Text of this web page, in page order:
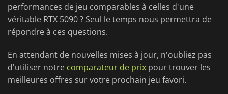
performances de jeu comparables à celles d'une
véritable RTX 5090 ? Seul le temps nous permettra de
répondre à ces questions.
En attendant de nouvelles mises à jour, n'oubliez pas
d'utiliser notre comparateur de prix pour trouver les
meilleures offres sur votre prochain jeu favori.